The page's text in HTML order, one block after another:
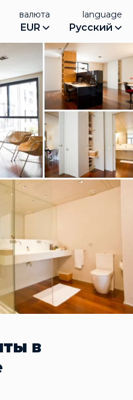
валюта
EUR
language
Русский
в